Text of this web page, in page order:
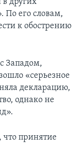
в других
По его словам,
к обострению
Западом,
«серьезное
декларацию,
однако не
что принятие